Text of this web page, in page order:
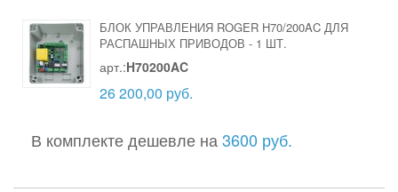
БЛОК УПРАВЛЕНИЯ ROGER H70/200AC ДЛЯ
РАСПАШНЫХ ПРИВОДОВ - 1 ШТ.
арт.:H70200AC
26 200,00 руб.
В комплекте дешевле на 3600 руб.